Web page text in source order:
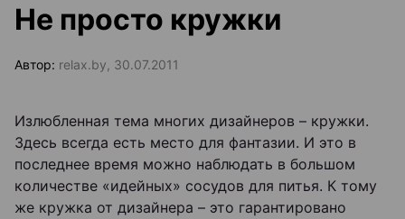
Не просто кружки
Автор: relax.by, 30.07.2011
Излюбленная тема многих дизайнеров – кружки.
Здесь всегда есть место для фантазии. И это в
последнее время можно наблюдать в большом
количестве «идейных» сосудов для питья. К тому
же кружка от дизайнера – это гарантировано